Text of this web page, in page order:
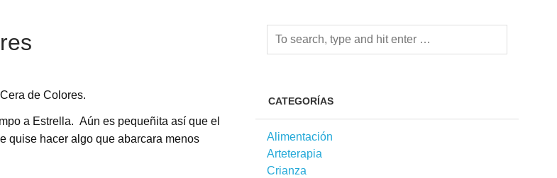
de Colores.
a Estrella. Aún es pequeñita así que el
quise hacer algo que abarcara menos
CATEGORÍAS
Alimentación
Arteterapia
Crianza